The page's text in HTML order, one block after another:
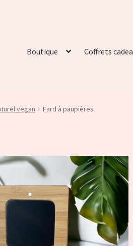
Boutique Coffrets
vegan Fard à paupières